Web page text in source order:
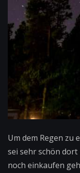
Um dem Regen zu
sei sehr schön
noch einkaufen